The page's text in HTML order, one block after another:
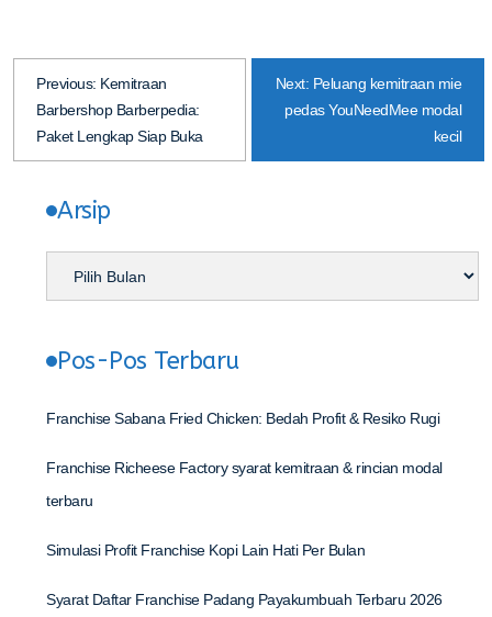
Previous: Kemitraan
Barbershop Barberpedia:
Paket Lengkap Siap Buka
Next: Peluang kemitraan mie
pedas YouNeedMee modal
kecil
Arsip
Pos-Pos Terbaru
Franchise Sabana Fried Chicken: Bedah Profit & Resiko Rugi
Franchise Richeese Factory syarat kemitraan & rincian modal
terbaru
Simulasi Profit Franchise Kopi Lain Hati Per Bulan
Syarat Daftar Franchise Padang Payakumbuah Terbaru 2026